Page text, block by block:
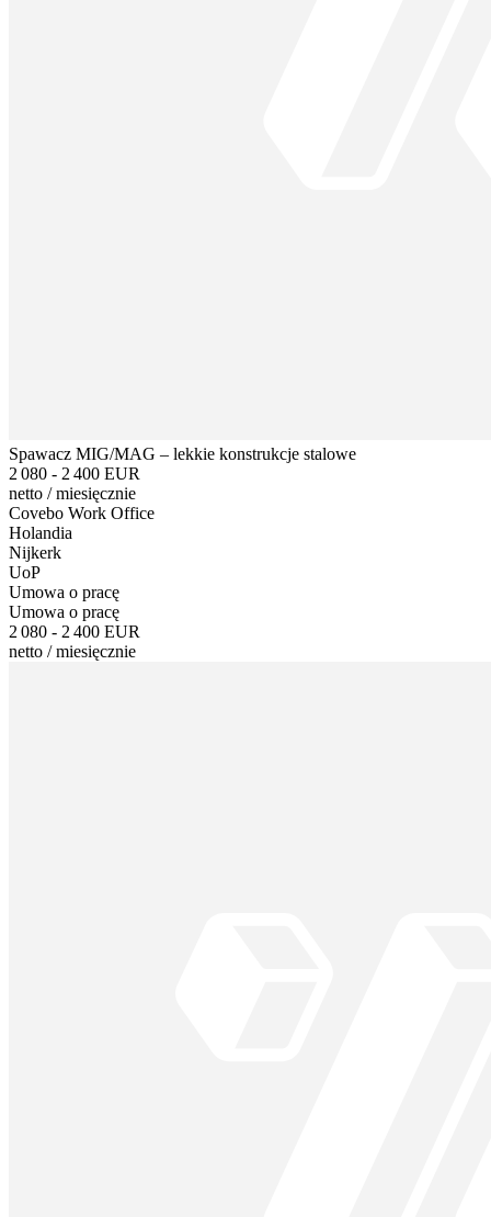
Spawacz MIG/MAG – lekkie konstrukcje stalowe
2 080 - 2 400 EUR
netto /miesięcznie
Covebo Work Office
Holandia
Nijkerk
UoP
Umowa o pracę
Umowa o pracę
2 080 - 2 400 EUR
netto /miesięcznie